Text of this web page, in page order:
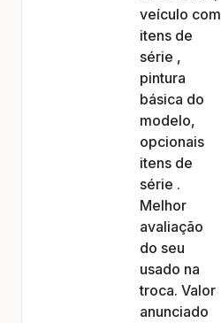
veículo com
itens de
série ,
pintura
básica do
modelo,
opcionais
itens de
série .
Melhor
avaliação
do seu
usado na
troca. Valor
anunciado